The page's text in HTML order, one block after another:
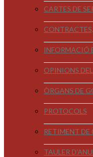
CARTES DE
INFORMACIÓ
OPINIONS
ÒRGANS DE
PROTOCOLS
RETIMENT DE
TAULER